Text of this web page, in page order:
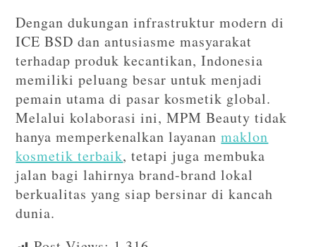
Dengan dukungan infrastruktur modern di
ICE BSD dan antusiasme masyarakat
terhadap produk kecantikan, Indonesia
memiliki peluang besar untuk menjadi
pemain utama di pasar kosmetik global.
Melalui kolaborasi ini, MPM Beauty tidak
hanya memperkenalkan layananmaklon
kosmetik terbaik, tetapi juga membuka
jalan bagi lahirnya brand-brand lokal
berkualitas yang siap bersinar di kancah
dunia.